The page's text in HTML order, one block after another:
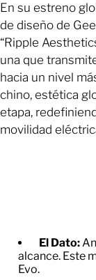
En su estreno
de diseño de
“Ripple
una que
hacia un nivel
chino, estética
etapa,
movilidad
El Dato:
alcance. Este
Evo.